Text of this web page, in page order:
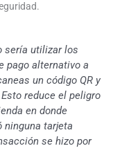
sería utilizar los
pago alternativo a
un código QR y
reduce el peligro
en donde
ninguna tarjeta
se hizo por